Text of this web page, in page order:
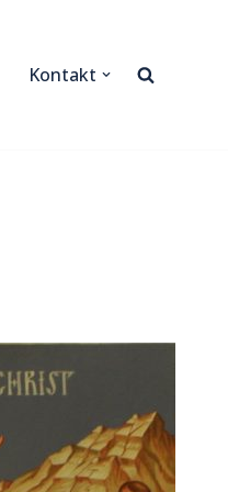
Kontakt